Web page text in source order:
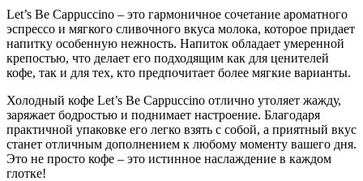
Let’s Be Cappuccino – это гармоничное сочетание ароматного
эспрессо и мягкого сливочного вкуса молока, которое придает
напитку особенную нежность. Напиток обладает умеренной
крепостью, что делает его подходящим как для ценителей
кофе, так и для тех, кто предпочитает более мягкие варианты.
Холодный кофе Let’s Be Cappuccino отлично утоляет жажду,
заряжает бодростью и поднимает настроение. Благодаря
практичной упаковке его легко взять с собой, а приятный вкус
станет отличным дополнением к любому моменту вашего дня.
Это не просто кофе – это истинное наслаждение в каждом
глотке!